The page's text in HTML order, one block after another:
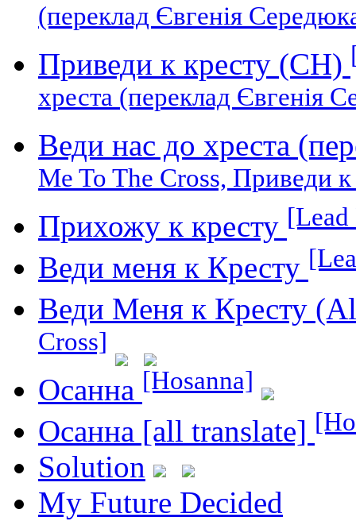
(переклад Євгенія
Приведи к кресту (СН)
хреста (переклад Євгенія
Веди нас до хреста
Me To The Cross, Приведи
Прихожу к кресту [Lead
Веди меня к Кресту
Веди Меня к Кресту
Cross]
Осанна [Hosanna]
Осанна [all translate]
Solution
My Future Decided